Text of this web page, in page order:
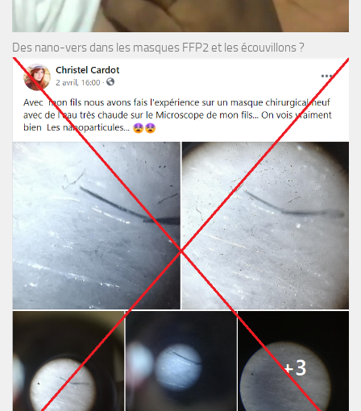
Des nano-vers dans les masques FFP2 et les écouvillons ?